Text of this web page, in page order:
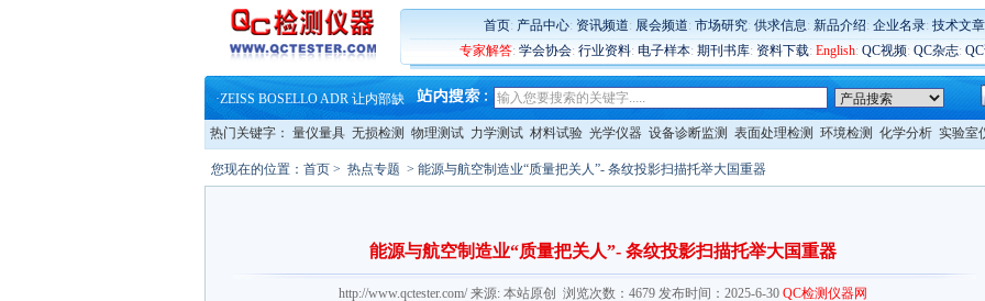
首页: 产品中心: 资讯频道: 展会频道: 市场研究: 供求信息: 新品介绍: 企业名录: 技术文章
专家解答: 学会协会: 行业资料: 电子样本: 期刊书库: 资料下载: English: QC视频: QC杂志:
铸就AI服务器质量动脉 – 高
铸就AI服务器质量动脉 – 高
ZEISS BOSELLO ADR 让内部缺
·蔡司和亿纬锂能达成战略合作
·大牌云集 买家升级 ——26
·蔡司软件 | 高效变形分析能
·铸就AI服务器质量动脉 – 高
·ZEISS BOSELLO ADR 让内部缺
热门关键字： 量仪量具 无损检测 物理测试 力学测试 材料试验 光学仪器 设备诊断监测 表面处理检测 环境检测 化学分析 实验室
您现在的位置： 首页 > 热点专题 > 能源与航空制造业“质量把关人”- 条纹投影扫描托举大国重器
能源与航空制造业“质量把关人”- 条纹投影扫描托举大国重器
http://www.qctester.com/ 来源: 本站原创 浏览次数：4679 发布时间：2025-6-30 QC检测仪器网